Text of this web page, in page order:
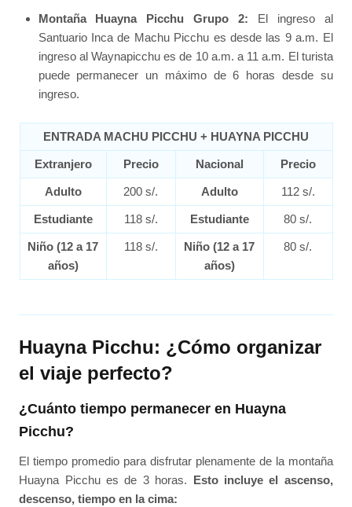
Montaña Huayna Picchu Grupo 2: El ingreso al
Santuario Inca de Machu Picchu es desde las 9 a.m. El
ingreso al Waynapicchu es de 10 a.m. a 11 a.m. El turista
puede permanecer un máximo de 6 horas desde su
ingreso.
ENTRADA MACHU PICCHU + HUAYNA PICCHU
Extranjero Precio Nacional Precio
Adulto 200 s/. Adulto 112 s/.
Estudiante 118 s/. Estudiante 80 s/.
Niño (12 a 17
años)
118 s/.
Niño (12 a 17
años)
80 s/.
Huayna Picchu: ¿Cómo organizar
el viaje perfecto?
¿Cuánto tiempo permanecer en Huayna
Picchu?
El tiempo promedio para disfrutar plenamente de la montaña
Huayna Picchu es de 3 horas.
Esto incluye el ascenso,
descenso, tiempo en la cima: